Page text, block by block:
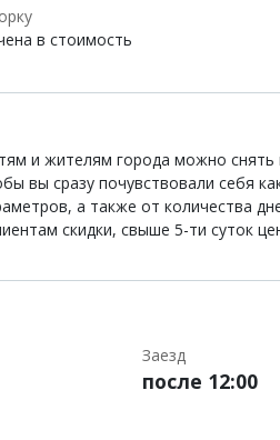
в стоимость
и жителям города можно снять
вы сразу почувствовали себя
а также от количества
скидки, свыше 5-ти суток
Заезд
после 12:00